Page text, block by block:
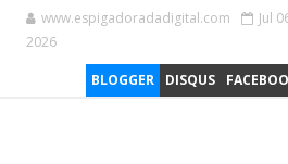
www.espigadoradadigital.com
Jul
2026
BLOGGER DISQUS